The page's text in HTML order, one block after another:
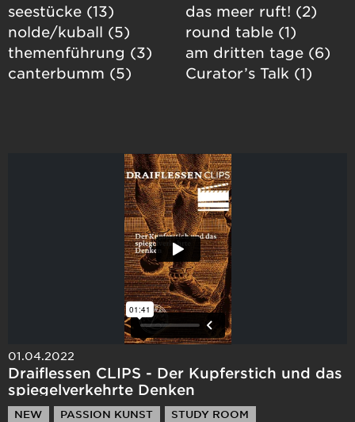
seestücke (13)
das meer ruft! (2)
nolde/kuball (5)
round table (1)
themenführung (3)
am dritten tage (6)
canterbumm (5)
Curator’s Talk (1)
01.04.2022
Draiflessen CLIPS - Der Kupferstich und das
spiegelverkehrte Denken
NEW PASSION KUNST
STUDY ROOM